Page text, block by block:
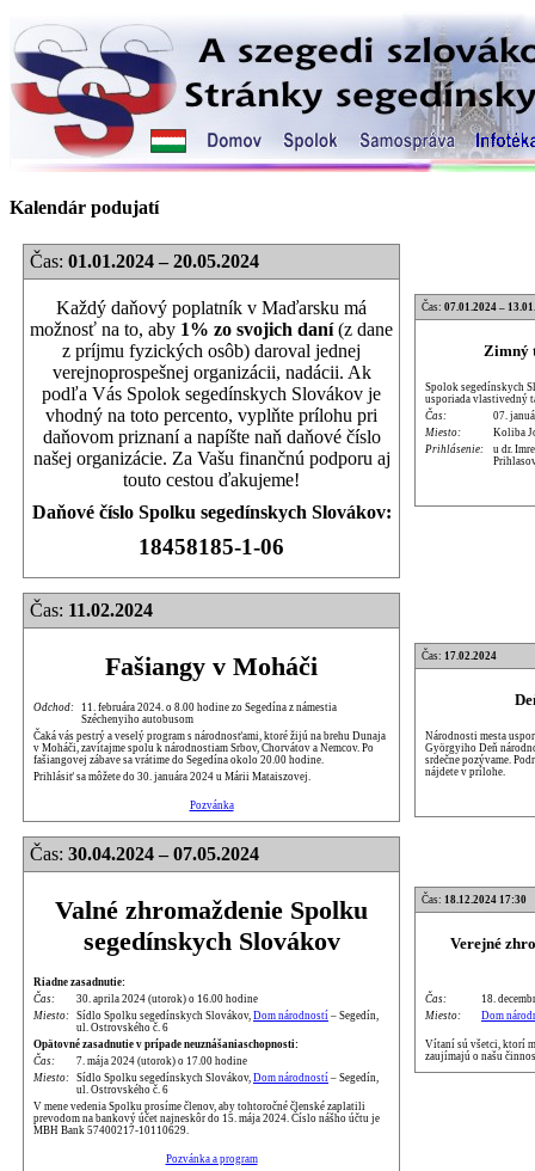
Kalendár podujatí
Čas: 01.01.2024 – 20.05.2024
Každý daňový poplatník v Maďarsku má
možnosť na to, aby 1% zo svojich daní(z dane
z príjmu fyzických osôb) daroval jednej
verejnoprospešnej organizácii, nadácii. Ak
podľa Vás Spolok segedínskych Slovákov je
vhodný na toto percento, vyplňte prílohu pri
daňovom priznaní a napíšte naň daňové číslo
našej organizácie. Za Vašu finančnú podporu aj
touto cestou ďakujeme!
Daňové číslo Spolku segedínskych Slovákov:
18458185-1-06
Čas: 07.01.2024 –
Zimný
Spolok segedínskych
usporiada vlastivedný
Čas:
07.
Miesto:
Koliba
Prihlásenie:
u dr.
Čas: 11.02.2024
Fašiangy v Moháči
Odchod:
11. februára 2024. o 8.00 hodine zo Segedína z námestia
Széchenyiho autobusom
Čaká vás pestrý a veselý program s národnosťami, ktoré žijú na brehu Dunaja
v Moháči, zavítajme spolu k národnostiam Srbov, Chorvátov a Nemcov. Po
fašiangovej zábave sa vrátime do Segedína okolo 20.00 hodine.
Prihlásiť sa môžete do 30. januára 2024 u Márii Mataiszovej.
Pozvánka
Čas: 17.02.2024
Národnosti mesta
Györgyiho Deň
srdečne pozývame.
nájdete v prílohe.
Čas: 30.04.2024 – 07.05.2024
Valné zhromaždenie Spolku
segedínskych Slovákov
Riadne zasadnutie:
Čas:
30. aprila 2024 (utorok) o 16.00 hodine
Miesto: Sídlo Spolku segedínskych Slovákov, Dom národností – Segedín,
ul. Ostrovského č. 6
Opätovné zasadnutie v prípade neuznášaniaschopnosti:
Čas:
7. mája 2024 (utorok) o 17.00 hodine
Miesto: Sídlo Spolku segedínskych Slovákov, Dom národností – Segedín,
ul. Ostrovského č. 6
V mene vedenia Spolku prosíme členov, aby tohtoročné členské zaplatili
prevodom na bankový účet najneskôr do 15. mája 2024. Číslo nášho účtu je
MBH Bank 57400217-10110629.
Pozvánka a program
Čas: 18.12.2024 17:30
Verejné
Čas:
18.
Miesto:
Dom
Vítaní sú všetci, ktorí
zaujímajú o našu